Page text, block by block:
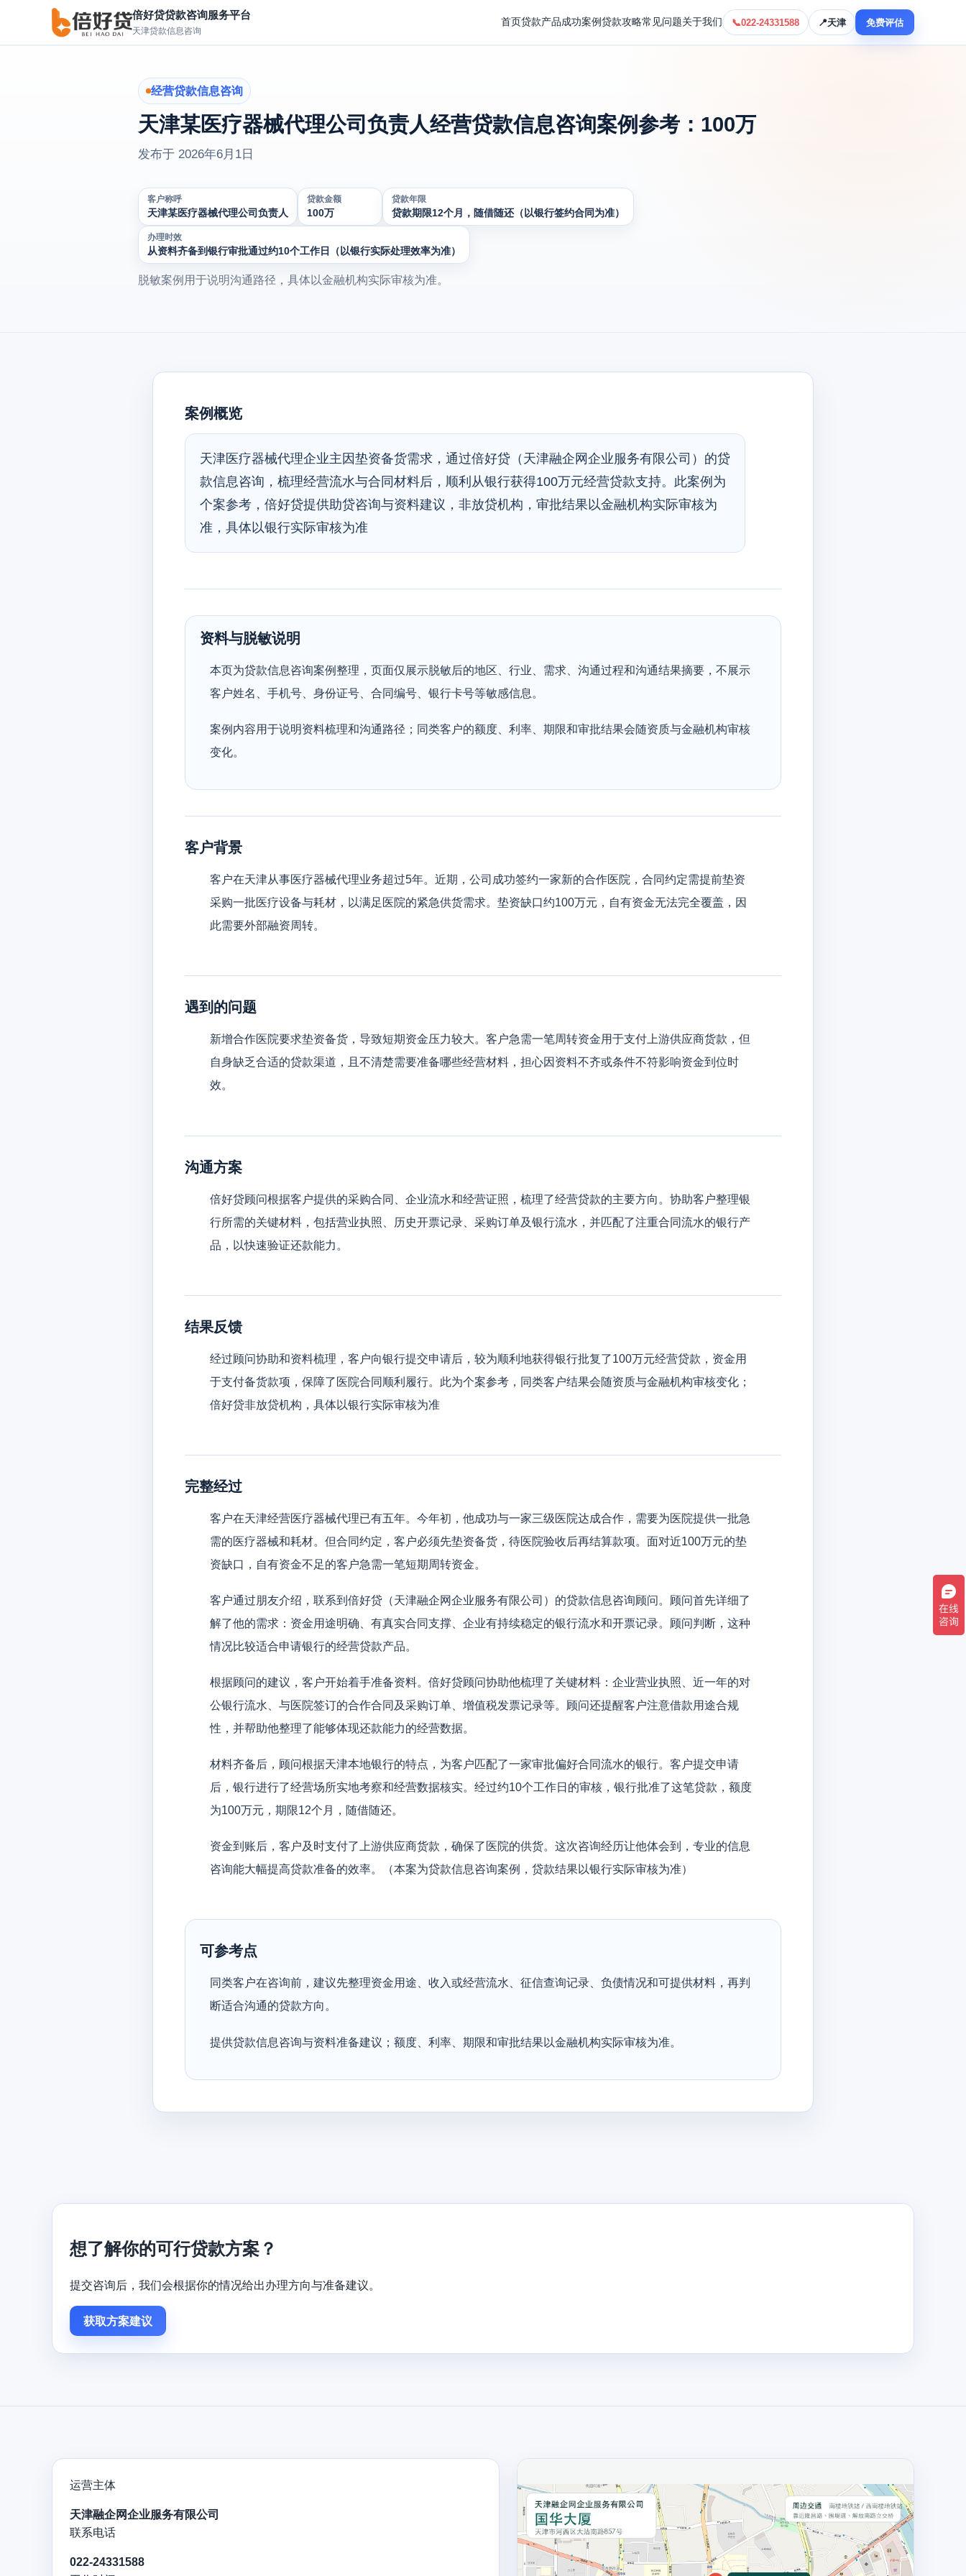
倍好贷贷款咨询服务平台
天津贷款信息咨询
首页贷款产品成功案例 贷款攻略常见问题关于我们 📞022-24331588 📍天津 免费评估
经营贷款信息咨询
天津某医疗器械代理公司负责人经营贷款信息咨询案例参考：100万
发布于 2026年6月1日
客户称呼
天津某医疗器械代理公司负责人
贷款金额
100万
贷款年限
贷款期限12个月，随借随还（以银行签约合同为准）
办理时效
从资料齐备到银行审批通过约10个工作日（以银行实际处理效率为准）
脱敏案例用于说明沟通路径，具体以金融机构实际审核为准。
案例概览
天津医疗器械代理企业主因垫资备货需求，通过倍好贷（天津融企网企业服务有限公司）的贷
款信息咨询，梳理经营流水与合同材料后，顺利从银行获得100万元经营贷款支持。此案例为
个案参考，倍好贷提供助贷咨询与资料建议，非放贷机构，审批结果以金融机构实际审核为
准，具体以银行实际审核为准
资料与脱敏说明
本页为贷款信息咨询案例整理，页面仅展示脱敏后的地区、行业、需求、沟通过程和沟通结果摘要，不展示
客户姓名、手机号、身份证号、合同编号、银行卡号等敏感信息。
案例内容用于说明资料梳理和沟通路径；同类客户的额度、利率、期限和审批结果会随资质与金融机构审核
变化。
客户背景
客户在天津从事医疗器械代理业务超过5年。近期，公司成功签约一家新的合作医院，合同约定需提前垫资
采购一批医疗设备与耗材，以满足医院的紧急供货需求。垫资缺口约100万元，自有资金无法完全覆盖，因
此需要外部融资周转。
遇到的问题
新增合作医院要求垫资备货，导致短期资金压力较大。客户急需一笔周转资金用于支付上游供应商货款，但
自身缺乏合适的贷款渠道，且不清楚需要准备哪些经营材料，担心因资料不齐或条件不符影响资金到位时
效。
沟通方案
倍好贷顾问根据客户提供的采购合同、企业流水和经营证照，梳理了经营贷款的主要方向。协助客户整理银
行所需的关键材料，包括营业执照、历史开票记录、采购订单及银行流水，并匹配了注重合同流水的银行产
品，以快速验证还款能力。
结果反馈
经过顾问协助和资料梳理，客户向银行提交申请后，较为顺利地获得银行批复了100万元经营贷款，资金用
于支付备货款项，保障了医院合同顺利履行。此为个案参考，同类客户结果会随资质与金融机构审核变化；
倍好贷非放贷机构，具体以银行实际审核为准
完整经过
客户在天津经营医疗器械代理已有五年。今年初，他成功与一家三级医院达成合作，需要为医院提供一批急
需的医疗器械和耗材。但合同约定，客户必须先垫资备货，待医院验收后再结算款项。面对近100万元的垫
资缺口，自有资金不足的客户急需一笔短期周转资金。
客户通过朋友介绍，联系到倍好贷（天津融企网企业服务有限公司）的贷款信息咨询顾问。顾问首先详细了
解了他的需求：资金用途明确、有真实合同支撑、企业有持续稳定的银行流水和开票记录。顾问判断，这种
情况比较适合申请银行的经营贷款产品。
根据顾问的建议，客户开始着手准备资料。倍好贷顾问协助他梳理了关键材料：企业营业执照、近一年的对
公银行流水、与医院签订的合作合同及采购订单、增值税发票记录等。顾问还提醒客户注意借款用途合规
性，并帮助他整理了能够体现还款能力的经营数据。
材料齐备后，顾问根据天津本地银行的特点，为客户匹配了一家审批偏好合同流水的银行。客户提交申请
后，银行进行了经营场所实地考察和经营数据核实。经过约10个工作日的审核，银行批准了这笔贷款，额度
为100万元，期限12个月，随借随还。
资金到账后，客户及时支付了上游供应商货款，确保了医院的供货。这次咨询经历让他体会到，专业的信息
咨询能大幅提高贷款准备的效率。（本案为贷款信息咨询案例，贷款结果以银行实际审核为准）
可参考点
同类客户在咨询前，建议先整理资金用途、收入或经营流水、征信查询记录、负债情况和可提供材料，再判
断适合沟通的贷款方向。
提供贷款信息咨询与资料准备建议；额度、利率、期限和审批结果以金融机构实际审核为准。
想了解你的可行贷款方案？
提交咨询后，我们会根据你的情况给出办理方向与准备建议。
获取方案建议
运营主体
天津融企网企业服务有限公司
联系电话
022-24331588